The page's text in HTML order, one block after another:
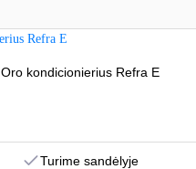
Oro kondicionierius Refra E
Turime sandėlyje